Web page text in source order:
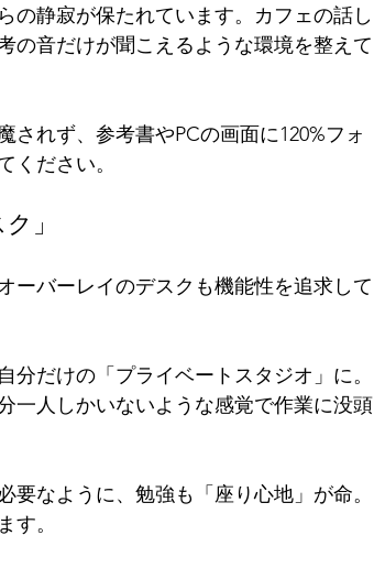
の静寂が保たれています。カフェの話し
の音だけが聞こえるような環境を整えて
されず、参考書やPCの画面に120%フォ
ください。
」
ーバーレイのデスクも機能性を追求して
だけの「プライベートスタジオ」に。
一人しかいないような感覚で作業に没頭
なように、勉強も「座り心地」が命。
す。